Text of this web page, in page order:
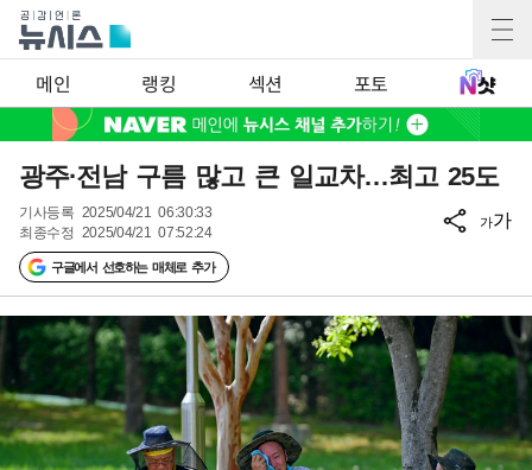
메인 랭킹 섹션 포토
광주·전남 구름 많고 큰 일교차…최고 25도
기사등록 2025/04/21 06:30:33
최종수정 2025/04/21 07:52:24
구글에서 선호하는 매체로 추가
가가